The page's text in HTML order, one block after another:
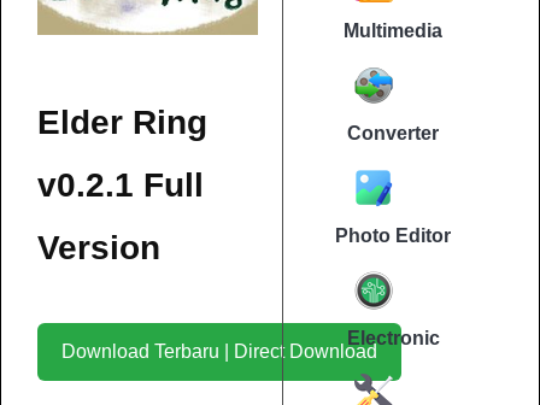
Elder Ring
v0.2.1 Full
Version
Download Terbaru | Direct Download
Multimedia
Converter
Photo Editor
Electronic